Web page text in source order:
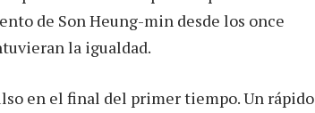
de Son Heung-min desde los once
la igualdad.
en el final del primer tiempo. Un rápido